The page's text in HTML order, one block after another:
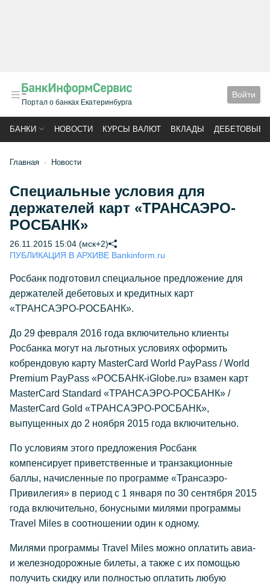
Портал о банках Екатеринбурга
Войти
БАНКИ НОВОСТИ КУРСЫ ВАЛЮТ ВКЛАДЫ ДЕБЕТОВЫЕ
Главная Новости
Специальные условия для
держателей карт «ТРАНСАЭРО-
РОСБАНК»
26.11.2015 15:04 (мск+2)
ПУБЛИКАЦИЯ В АРХИВЕ Bankinform.ru
Росбанк подготовил специальное предложение для
держателей дебетовых и кредитных карт
«ТРАНСАЭРО-РОСБАНК».
До 29 февраля 2016 года включительно клиенты
Росбанка могут на льготных условиях оформить
кобрендовую карту MasterCard World PayPass / World
Premium PayPass «РОСБАНК-iGlobe.ru» взамен карт
MasterCard Standard «ТРАНСАЭРО-РОСБАНК» /
MasterCard Gold «ТРАНСАЭРО-РОСБАНК»,
выпущенных до 2 ноября 2015 года включительно.
По условиям этого предложения Росбанк
компенсирует приветственные и транзакционные
баллы, начисленные по программе «Трансаэро-
Привилегия» в период с 1 января по 30 сентября 2015
года включительно, бонусными милями программы
Travel Miles в соотношении один к одному.
Милями программы Travel Miles можно оплатить авиа-
и железнодорожные билеты, а также с их помощью
получить скидку или полностью оплатить любую